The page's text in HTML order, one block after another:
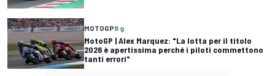
MOTOGP8 g
MotoGP | Alex Marquez: "La lotta per il titolo
2026 è apertissima perché i piloti commettono
tanti errori"